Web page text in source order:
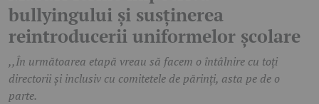
bullyingului și susținerea
reintroducerii uniformelor școlare
,,În următoarea etapă vreau să facem o întâlnire cu toți
directorii și inclusiv cu comitetele de părinți, asta pe de o
parte.